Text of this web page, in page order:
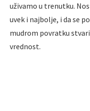
uživamo u trenutku.
uvek i najbolje, i da se
mudrom povratku
vrednost.